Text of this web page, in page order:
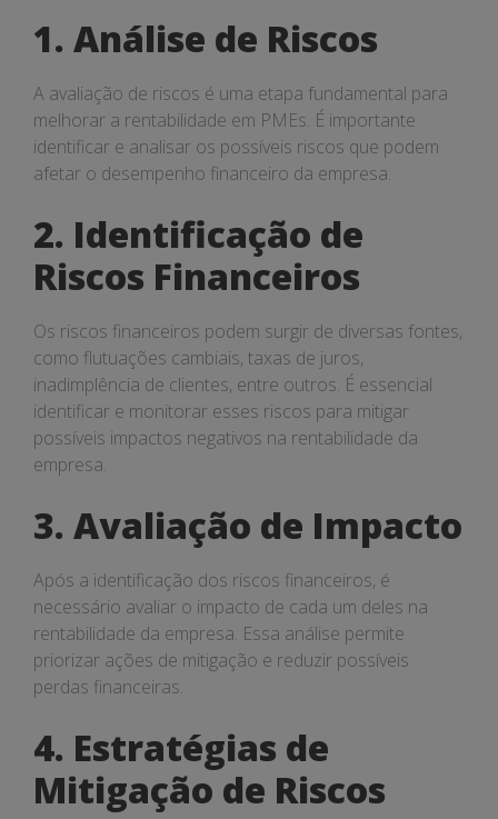
Rentabilidade
em
PMEs
1. Análise de Riscos
A avaliação de riscos é uma etapa fundamental para
melhorar a rentabilidade em PMEs. É importante
identificar e analisar os possíveis riscos que podem
afetar o desempenho financeiro da empresa.
2. Identificação de
Riscos Financeiros
Os riscos financeiros podem surgir de diversas fontes,
como flutuações cambiais, taxas de juros,
inadimplência de clientes, entre outros. É essencial
identificar e monitorar esses riscos para mitigar
possíveis impactos negativos na rentabilidade da
empresa.
3. Avaliação de Impacto
Após a identificação dos riscos financeiros, é
necessário avaliar o impacto de cada um deles na
rentabilidade da empresa. Essa análise permite
priorizar ações de mitigação e reduzir possíveis
perdas financeiras.
4. Estratégias de
Mitigação de Riscos